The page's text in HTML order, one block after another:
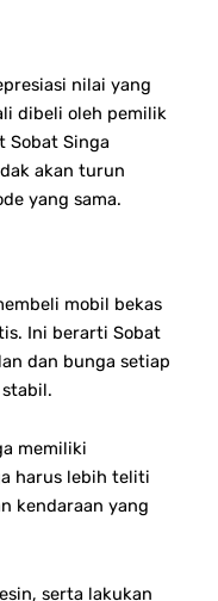
nilai yang
dibeli oleh pemilik
Sobat Singa
akan turun
yang sama.
mobil bekas
Ini berarti Sobat
dan bunga setiap
memiliki
harus lebih teliti
kendaraan yang
serta lakukan